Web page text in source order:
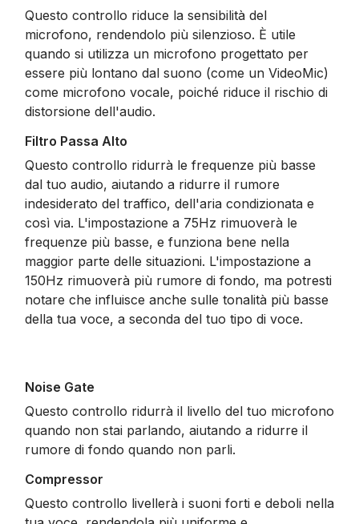
Questo controllo riduce la sensibilità del
microfono, rendendolo più silenzioso. È utile
quando si utilizza un microfono progettato per
essere più lontano dal suono (come un VideoMic)
come microfono vocale, poiché riduce il rischio di
distorsione dell'audio.
Filtro Passa Alto
Questo controllo ridurrà le frequenze più basse
dal tuo audio, aiutando a ridurre il rumore
indesiderato del traffico, dell'aria condizionata e
così via. L'impostazione a 75Hz rimuoverà le
frequenze più basse, e funziona bene nella
maggior parte delle situazioni. L'impostazione a
150Hz rimuoverà più rumore di fondo, ma potresti
notare che influisce anche sulle tonalità più basse
della tua voce, a seconda del tuo tipo di voce.
Noise Gate
Questo controllo ridurrà il livello del tuo microfono
quando non stai parlando, aiutando a ridurre il
rumore di fondo quando non parli.
Compressor
Questo controllo livellerà i suoni forti e deboli nella